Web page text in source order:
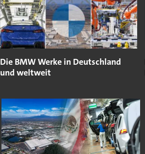
Die BMW Werke in Deutschland
und weltweit